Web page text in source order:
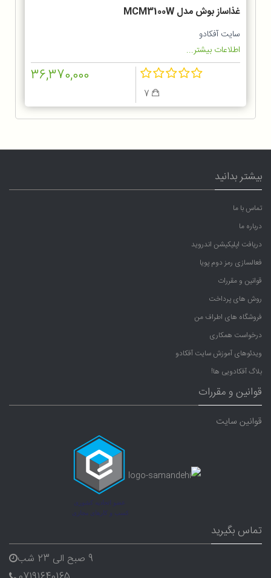
غذاساز بوش مدل MCM3100W
سایت آفکادو
اطلاعات بیشتر...
36,370,000
بیشتر بدانید
تماس با ما
درباره ما
دریافت اپلیکیشن اندروید
فعالسازی رمز دوم پویا
قوانین و مقررات
روش های پرداخت
فروشگاه های اطراف من
درخواست همکاری
ویدئوهای آموزش سایت آفکادو
بلاگ آفکادویی ها!
قوانین و مقررات
قوانین سایت
تماس بگیرید
9 صبح الی 23 شب